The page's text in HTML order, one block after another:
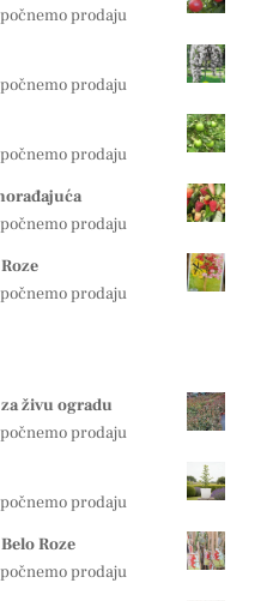
prodaju
prodaju
prodaju
prodaju
prodaju
živu ogradu
prodaju
prodaju
Roze
prodaju